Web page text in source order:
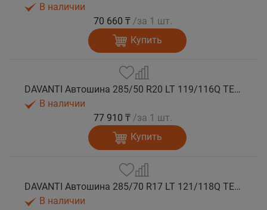
В наличии
70 660 ₸ /за 1 шт.
Купить
DAVANTI Автошина 285/50 R20 LT 119/116Q TERRATOURA M/T RBL 10PR RPR лето
В наличии
77 910 ₸ /за 1 шт.
Купить
DAVANTI Автошина 285/70 R17 LT 121/118Q TERRATOURA M/T RBL 10PR RPR лето
В наличии